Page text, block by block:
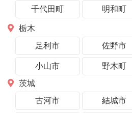
千代田町 明和町
栃木
足利市
佐野市
小山市
野木町
茨城
古河市
結城市